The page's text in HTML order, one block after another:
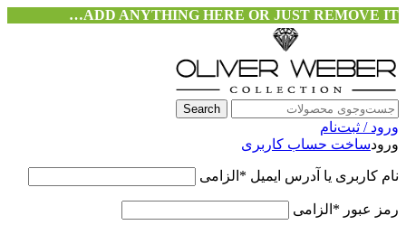
ADD ANYTHING HERE OR JUST REMOVE IT…
Search
ورود / ثبت‌نام
ورودساخت حساب کاربری
نام کاربری یا آدرس ایمیل * الزامی
رمز عبور * الزامی